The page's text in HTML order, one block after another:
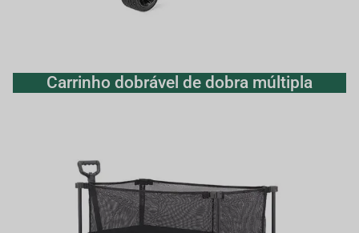
Carrinho dobrável de dobra múltipla